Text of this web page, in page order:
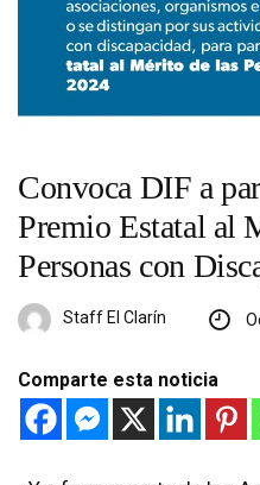
Convoca DIF a
Premio Estatal al
Personas con
Staff El Clarín
Comparte esta noticia